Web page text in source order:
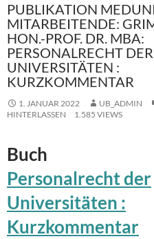
PUBLIKATION
MITARBEITENDE:
HON.-PROF. DR. MBA:
PERSONALRECHT DER
UNIVERSITÄTEN :
KURZKOMMENTAR
1. JANUAR 2022 UB_ADMIN
HINTERLASSEN
1.585 VIEWS
Buch
Personalrecht der
Universitäten :
Kurzkommentar